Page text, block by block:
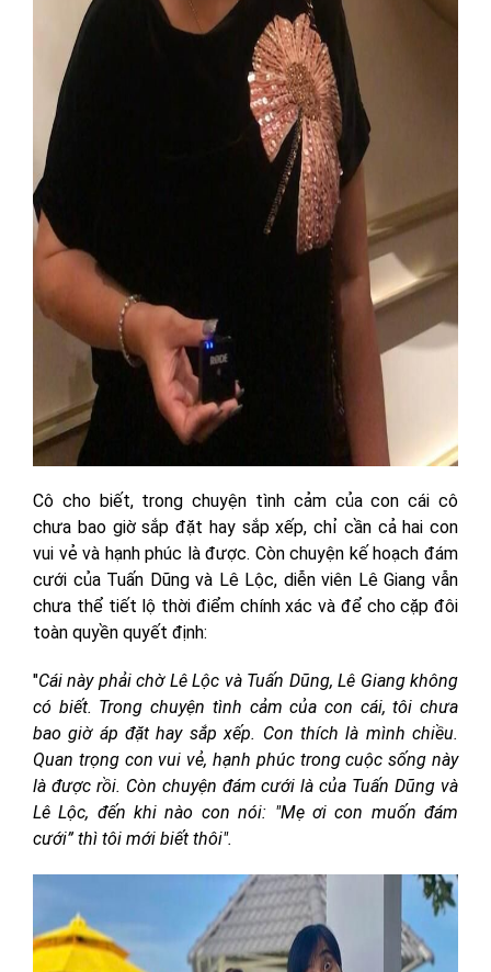
Cô cho biết, trong chuyện tình cảm của con cái cô
chưa bao giờ sắp đặt hay sắp xếp, chỉ cần cả hai con
vui vẻ và hạnh phúc là được. Còn chuyện kế hoạch đám
cưới của Tuấn Dũng và Lê Lộc, diễn viên Lê Giang vẫn
chưa thể tiết lộ thời điểm chính xác và để cho cặp đôi
toàn quyền quyết định:
"Cái này phải chờ Lê Lộc và Tuấn Dũng, Lê Giang không
có biết. Trong chuyện tình cảm của con cái, tôi chưa
bao giờ áp đặt hay sắp xếp. Con thích là mình chiều.
Quan trọng con vui vẻ, hạnh phúc trong cuộc sống này
là được rồi. Còn chuyện đám cưới là của Tuấn Dũng và
Lê Lộc, đến khi nào con nói: "Mẹ ơi con muốn đám
cưới” thì tôi mới biết thôi".